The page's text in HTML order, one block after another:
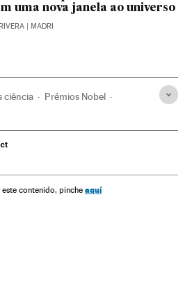
uma nova janela ao universo
| MADRI
ciência Prêmios Nobel
contenido, pinche aquí